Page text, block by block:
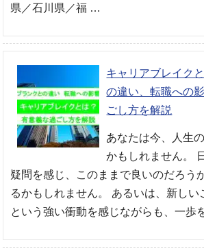
県／石川県／福 …
キャリアブレイク
の違い、転職への
ごし方を解説
あなたは今、人生
かもしれません。
疑問を感じ、このままで良いのだろう
るかもしれません。 あるいは、新しい
という強い衝動を感じながらも、一歩